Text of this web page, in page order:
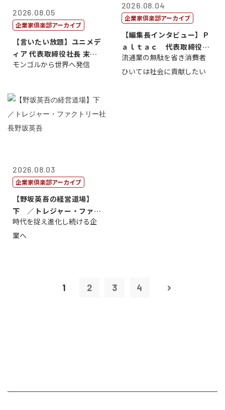
2026.08.05
企業家倶楽部アーカイブ
【言いたい放題】ユニメデ
ィア 代表取締役社長 末田
真
モンゴルから世界へ発信
2026.08.04
企業家倶楽部アーカイブ
【編集長インタビュー】Ｐ
ａｌｔａｃ 代表取締役会
長三木田國夫
流通業の無駄を省き消費者
ひいては社会に貢献したい
2026.08.03
企業家倶楽部アーカイブ
【野坂英吾の経営道場】
下 ／トレジャー・ファク
トリー社長野坂...
時代を捉え進化し続ける企
業へ
1 2 3 4